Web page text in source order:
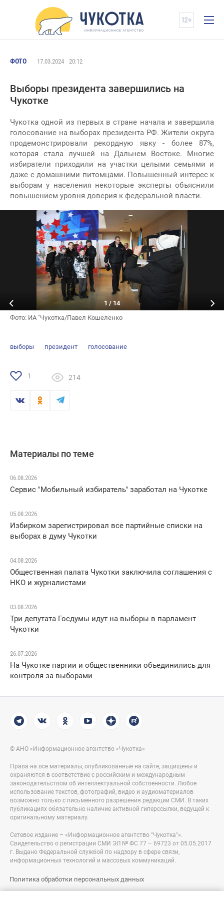
ФОТО 17.03.2024 20:12
Выборы президента завершились на
Чукотке
Чукотка одной из первых в стране начала и завершила
голосование на выборах президента РФ. Жители округа
продемонстрировали рекордную явку - более 87%,
которая стала лучшей на Дальнем Востоке. Многие
избиратели приходили на участки целыми семьями и
даже с домашними питомцами. Повышенный интерес к
выборам у населения некоторые эксперты объяснили
повышением уровня доверия к федеральной власти.
Фото: ИА "Чукотка/Павел Кошеленко
1 / 14
выборы президент голосование
1 214
Материалы по теме
06.08.2026
Сервис "Мобильный избиратель" заработал на Чукотке
05.08.2026
Избирком зарегистрировал все партийные списки на
выборах в думу Чукотки
04.08.2026
Общественная палата Чукотки заключила соглашения с
НКО и журналистами
03.08.2026
Три депутата Госдумы идут на выборы в парламент
Чукотки
26.07.2026
На Чукотке партии и общественники объединились для
контроля за выборами
© АНО «Информационное агентство «Чукотка»
Права на все материалы, опубликованные на сайте, защищены и
охраняются в соответствие с российским и международным
законодательством об интеллектуальной собственности. Любое
использование текстов, фотографий, видео и аудиоматериалов
возможно только с письменного разрешения редакции СМИ. В таких
публикациях обязательно наличие активной гиперссылки, ведущей к
оригинальному материалу.
Сетевое издание – «Информационное агентство "Чукотка"».
Свидетельство о регистрации СМИ ЭЛ № ФС 77 – 69723 от 05.05.2017
г. Выдано Федеральной службой по надзору в сфере связи,
информационных технологий и массовых коммуникаций.
Политика обработки персональных данных